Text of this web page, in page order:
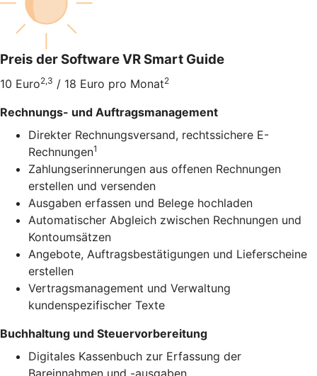
Preis der Software VR Smart Guide
10 Euro2,3 / 18 Euro pro Monat2
Rechnungs- und Auftragsmanagement
Direkter Rechnungsversand, rechtssichere E-
Rechnungen1
Zahlungserinnerungen aus offenen Rechnungen
erstellen und versenden
Ausgaben erfassen und Belege hochladen
Automatischer Abgleich zwischen Rechnungen und
Kontoumsätzen
Angebote, Auftragsbestätigungen und Lieferscheine
erstellen
Vertragsmanagement und Verwaltung
kundenspezifischer Texte
Buchhaltung und Steuervorbereitung
Digitales Kassenbuch zur Erfassung der